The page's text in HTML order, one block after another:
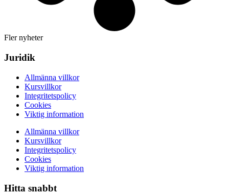
Fler nyheter
Juridik
Allmänna villkor
Kursvillkor
Integritetspolicy
Cookies
Viktig information
Allmänna villkor
Kursvillkor
Integritetspolicy
Cookies
Viktig information
Hitta snabbt